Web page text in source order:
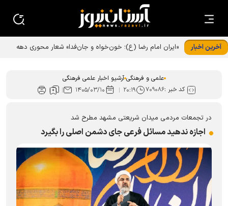
آخرین اخبار
«ایران امام رضا (ع)؛ خون‌خواه و جان‌فدا» شعار محوری دهه
علمی و فرهنگی آرشیو اخبار علمی فرهنگی
کد خبر :۷۰۹۰۸۶ ۲۰:۱۹ ۱۴۰۵/۰۳/۱۰
در تجمعات مردمی میدان شریعتی مشهد مطرح شد
اجازه ندهید مسائل فرعی جای دشمن اصلی را بگیرد